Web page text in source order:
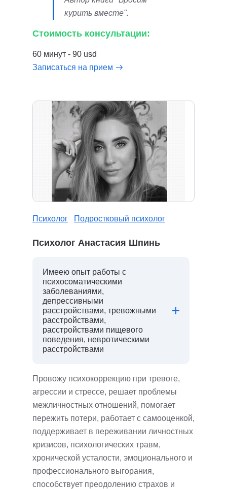
курить вместе".
Стоимость консультации:
60 минут - 90 usd
Записаться на прием
Психолог Подростковый психолог
Психолог Анастасия Шпинь
Имеею опыт работы с
психосоматическими
заболеваниями,
депрессивными
расстройствами, тревожными
расстройствами,
расстройствами пищевого
поведения, невротическими
расстройствами
Провожу психокоррекцию при тревоге,
агрессии и стрессе, решает проблемы
межличностных отношений, помогает
пережить потери, работает с самооценкой,
поддерживает в переживании личностных
кризисов, психологических травм,
хронической усталости, эмоционального и
профессионального выгорания,
способствует преодолению страхов и